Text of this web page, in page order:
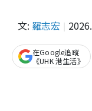
文: 羅志宏
在Google追蹤
《UHK 港生活》